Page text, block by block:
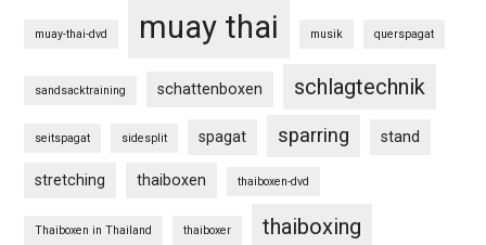
muay-thai-dvd muay thai musik querspagat
sandsacktraining schattenboxen schlagtechnik
seitspagat sidesplit spagat sparring stand
stretching thaiboxen thaiboxen-dvd
Thaiboxen in Thailand thaiboxer thaiboxing